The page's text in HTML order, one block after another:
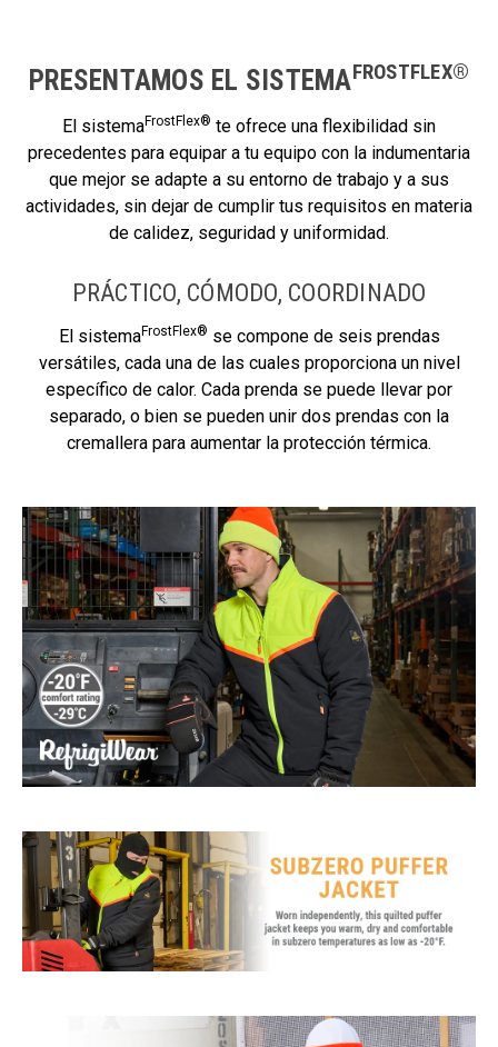
PRESENTAMOS EL SISTEMAFROSTFLEX®
El sistemaFrostFlex® te ofrece una flexibilidad sin
precedentes para equipar a tu equipo con la indumentaria
que mejor se adapte a su entorno de trabajo y a sus
actividades, sin dejar de cumplir tus requisitos en materia
de calidez, seguridad y uniformidad.
PRÁCTICO, CÓMODO, COORDINADO
El sistemaFrostFlex® se compone de seis prendas
versátiles, cada una de las cuales proporciona un nivel
específico de calor. Cada prenda se puede llevar por
separado, o bien se pueden unir dos prendas con la
cremallera para aumentar la protección térmica.